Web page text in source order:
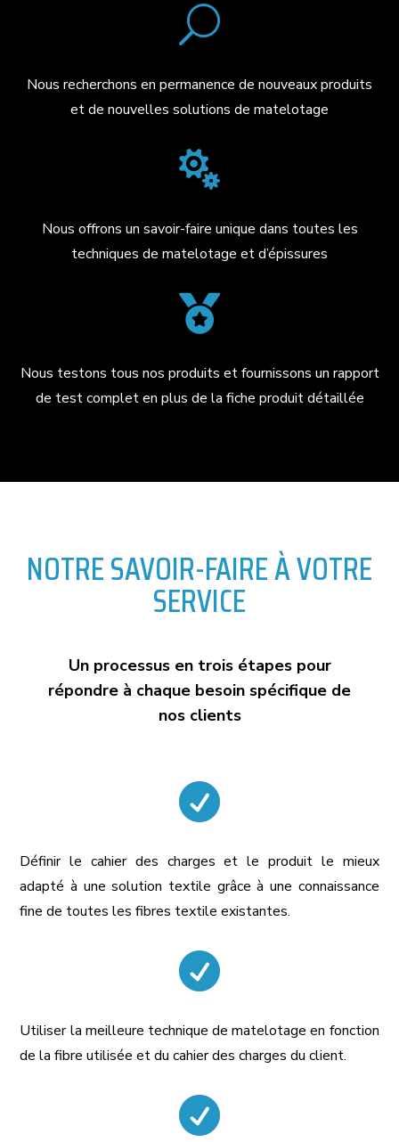
U
Nous recherchons en permanence de nouveaux produits
et de nouvelles solutions de matelotage

Nous offrons un savoir-faire unique dans toutes les
techniques de matelotage et d’épissures

Nous testons tous nos produits et fournissons un rapport
de test complet en plus de la fiche produit détaillée
NOTRE SAVOIR-FAIRE À VOTRE
SERVICE
Un processus en trois étapes pour
répondre à chaque besoin spécifique de
nos clients

Définir le cahier des charges et le produit le mieux
adapté à une solution textile grâce à une connaissance
fine de toutes les fibres textile existantes.

Utiliser la meilleure technique de matelotage en fonction
de la fibre utilisée et du cahier des charges du client.
